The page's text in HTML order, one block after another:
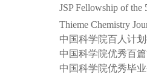
JSP Fellowship of the
Thieme Chemistry
中国科学院百人计
中国科学院优秀百
中国科学院优秀毕